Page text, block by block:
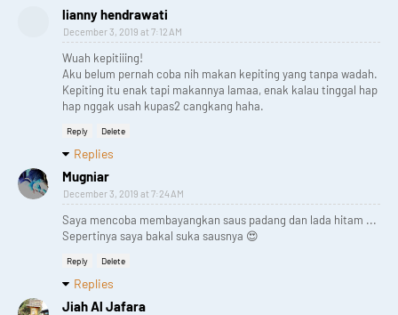
lianny hendrawati
December 3, 2019 at 7:12 AM
Wuah kepitiiing!
Aku belum pernah coba nih makan kepiting yang tanpa wadah.
Kepiting itu enak tapi makannya lamaa, enak kalau tinggal hap
hap nggak usah kupas2 cangkang haha.
Reply Delete
Replies
Mugniar
December 3, 2019 at 7:24 AM
Saya mencoba membayangkan saus padang dan lada hitam ...
Sepertinya saya bakal suka sausnya 😍
Reply Delete
Replies
Jiah Al Jafara